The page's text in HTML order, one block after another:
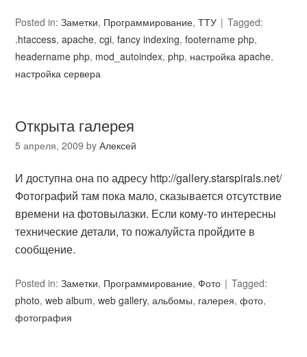
Posted in:Заметки, Программирование,ТТУ
Tagged:
.htaccess,apache,cgi,fancy indexing,footername php,
headername php, mod_autoindex,php, настройка apache,
настройка сервера
Открыта галерея
5 апреля, 2009 byАлексей
И доступна она по адресу http://gallery.starspirals.net/
Фотографий там пока мало, сказывается отсутствие
времени на фотовылазки. Если кому-то интересны
технические детали, то пожалуйста пройдите в
сообщение.
Posted in:Заметки, Программирование,Фото
Tagged:
photo,web album,web gallery,альбомы, галерея,фото,
фотография